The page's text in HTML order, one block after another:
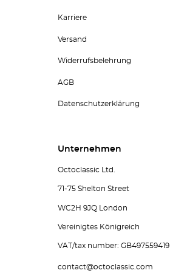
Karriere
Versand
Widerrufsbelehrung
AGB
Datenschutzerklärung
Unternehmen
Octoclassic Ltd.
71-75 Shelton Street
WC2H 9JQ London
Vereinigtes Königreich
VAT/tax number: GB497559419
contact@octoclassic.com